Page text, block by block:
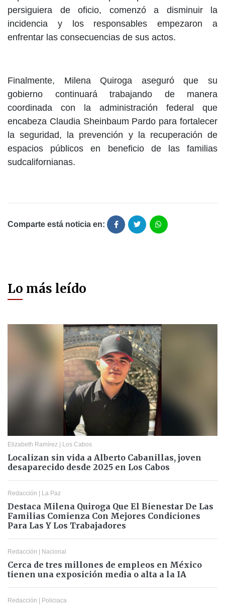
persiguiera de oficio, comenzó a disminuir la
incidencia y los responsables empezaron a
enfrentar las consecuencias de sus actos.
Finalmente, Milena Quiroga aseguró que su
gobierno continuará trabajando de manera
coordinada con la administración federal que
encabeza Claudia Sheinbaum Pardo para fortalecer
la seguridad, la prevención y la recuperación de
espacios públicos en beneficio de las familias
sudcalifornianas.
Comparte está noticia en:
Lo más leído
Elizabeth Ramírez | Los Cabos
Localizan sin vida a Alberto Cabanillas, joven
desaparecido desde 2025 en Los Cabos
Redacción | La Paz
Destaca Milena Quiroga Que El Bienestar De Las
Familias Comienza Con Mejores Condiciones
Para Las Y Los Trabajadores
Redacción | Nacional
Cerca de tres millones de empleos en México
tienen una exposición media o alta a la IA
Redacción | Policiaca